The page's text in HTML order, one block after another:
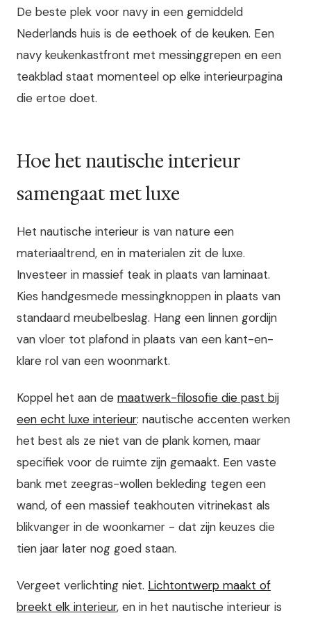
De beste plek voor navy in een gemiddeld
Nederlands huis is de eethoek of de keuken. Een
navy keukenkastfront met messinggrepen en een
teakblad staat momenteel op elke interieurpagina
die ertoe doet.
Hoe het nautische interieur
samengaat met luxe
Het nautische interieur is van nature een
materiaaltrend, en in materialen zit de luxe.
Investeer in massief teak in plaats van laminaat.
Kies handgesmede messingknoppen in plaats van
standaard meubelbeslag. Hang een linnen gordijn
van vloer tot plafond in plaats van een kant-en-
klare rol van een woonmarkt.
Koppel het aan de maatwerk-filosofie die past bij
een echt luxe interieur: nautische accenten werken
het best als ze niet van de plank komen, maar
specifiek voor de ruimte zijn gemaakt. Een vaste
bank met zeegras-wollen bekleding tegen een
wand, of een massief teakhouten vitrinekast als
blikvanger in de woonkamer - dat zijn keuzes die
tien jaar later nog goed staan.
Vergeet verlichting niet. Lichtontwerp maakt of
breekt elk interieur, en in het nautische interieur is